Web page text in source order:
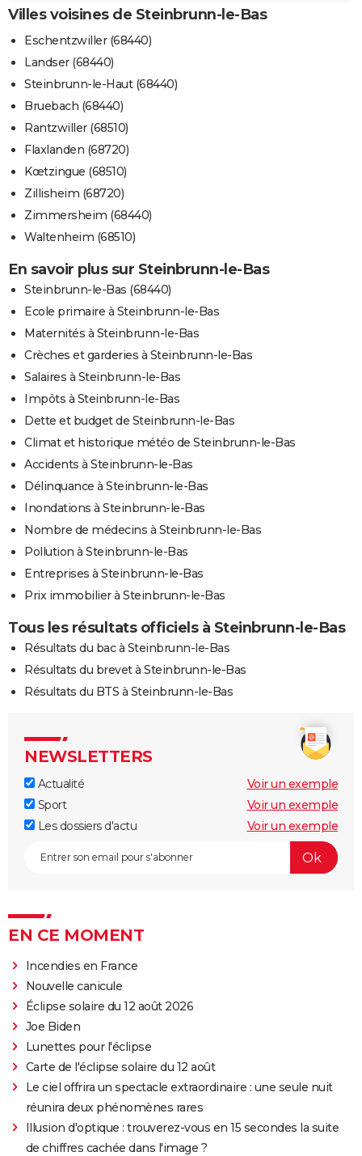
Villes voisines de Steinbrunn-le-Bas
Eschentzwiller (68440)
Landser (68440)
Steinbrunn-le-Haut (68440)
Bruebach (68440)
Rantzwiller (68510)
Flaxlanden (68720)
Kœtzingue (68510)
Zillisheim (68720)
Zimmersheim (68440)
Waltenheim (68510)
En savoir plus sur Steinbrunn-le-Bas
Steinbrunn-le-Bas (68440)
Ecole primaire à Steinbrunn-le-Bas
Maternités à Steinbrunn-le-Bas
Crèches et garderies à Steinbrunn-le-Bas
Salaires à Steinbrunn-le-Bas
Impôts à Steinbrunn-le-Bas
Dette et budget de Steinbrunn-le-Bas
Climat et historique météo de Steinbrunn-le-Bas
Accidents à Steinbrunn-le-Bas
Délinquance à Steinbrunn-le-Bas
Inondations à Steinbrunn-le-Bas
Nombre de médecins à Steinbrunn-le-Bas
Pollution à Steinbrunn-le-Bas
Entreprises à Steinbrunn-le-Bas
Prix immobilier à Steinbrunn-le-Bas
Tous les résultats officiels à Steinbrunn-le-Bas
Résultats du bac à Steinbrunn-le-Bas
Résultats du brevet à Steinbrunn-le-Bas
Résultats du BTS à Steinbrunn-le-Bas
NEWSLETTERS
Actualité
Voir un exemple
Sport
Voir un exemple
Les dossiers d'actu
Voir un exemple
EN CE MOMENT
Incendies en France
Nouvelle canicule
Éclipse solaire du 12 août 2026
Joe Biden
Lunettes pour l'éclipse
Carte de l'éclipse solaire du 12 août
Le ciel offrira un spectacle extraordinaire : une seule nuit
réunira deux phénomènes rares
Illusion d'optique : trouverez-vous en 15 secondes la suite
de chiffres cachée dans l'image ?